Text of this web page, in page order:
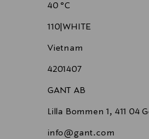
40 °C
110|WHITE
Vietnam
4201407
GANT AB
Lilla Bommen 1, 411 04
info@gant.com